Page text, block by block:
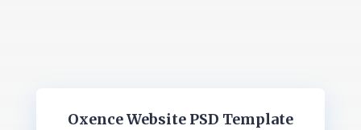
Oxence Website PSD Template